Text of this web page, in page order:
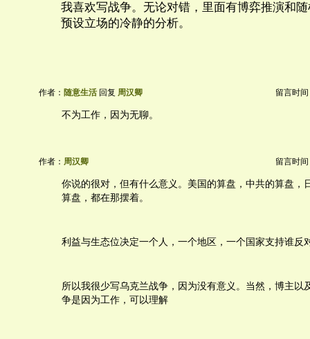
我喜欢写战争。无论对错，里面有博弈推演和
预设立场的冷静的分析。
作者： 随意生活 回复 周汉卿 留言时间
不为工作，因为无聊。
作者： 周汉卿 留言时间
你说的很对，但有什么意义。美国的算盘，中共的算盘，
算盘，都在那摆着。
利益与生态位决定一个人，一个地区，一个国家支持谁反
所以我很少写乌克兰战争，因为没有意义。当然，博主以
争是因为工作，可以理解